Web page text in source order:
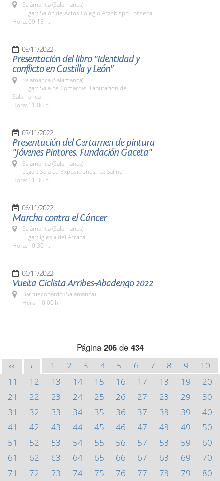
Salamanca (Salamanca)
Lugar: Salón de Actos Colegio Arzobispo Fonseca
Hora: 09:15 h.
09/11/2022
Presentación del libro "Identidad y
conflicto en Castilla y León"
Salamanca (Salamanca)
Lugar: Sala de Comarcas. Diputación de
Salamanca
Hora: 11:00 h.
07/11/2022
Presentación del Certamen de pintura
"Jóvenes Pintores. Fundación Gaceta"
Salamanca (Salamanca)
Lugar: Sala de Exposiciones "La Salina"
Hora: 11:30 h.
06/11/2022
Marcha contra el Cáncer
Salamanca (Salamanca)
Lugar: Iglesia del Arrabal
Hora: 10:30 h.
06/11/2022
Vuelta Ciclista Arribes-Abadengo 2022
Barruecopardo (Salamanca)
Hora: 10:00 h.
Página 206de 434
<< < 1 2 3 4 5 6 7 8 9
10
11
12 13 14 15 16 17 18 19
20
21
22 23 24 25 26 27 28 29
30
31
32 33 34 35 36 37 38 39
40
41
42 43 44 45 46 47 48 49
50
51
52 53 54 55 56 57 58 59
60
61
62 63 64 65 66 67 68 69
70
71
72 73 74 75 76 77 78 79
80